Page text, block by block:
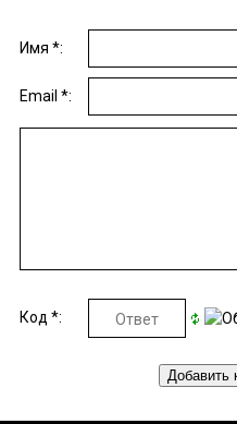
Имя *:
Email *:
Код *: